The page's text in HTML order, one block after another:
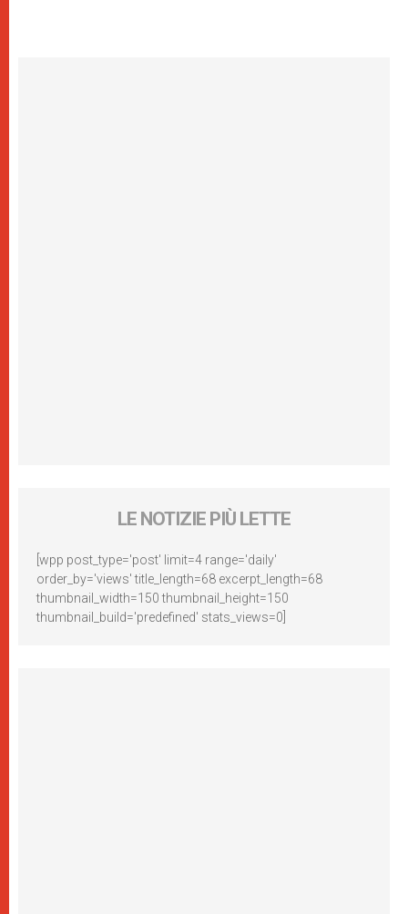
LE NOTIZIE PIÙ LETTE
[wpp post_type='post' limit=4 range='daily'
order_by='views' title_length=68 excerpt_length=68
thumbnail_width=150 thumbnail_height=150
thumbnail_build='predefined' stats_views=0]